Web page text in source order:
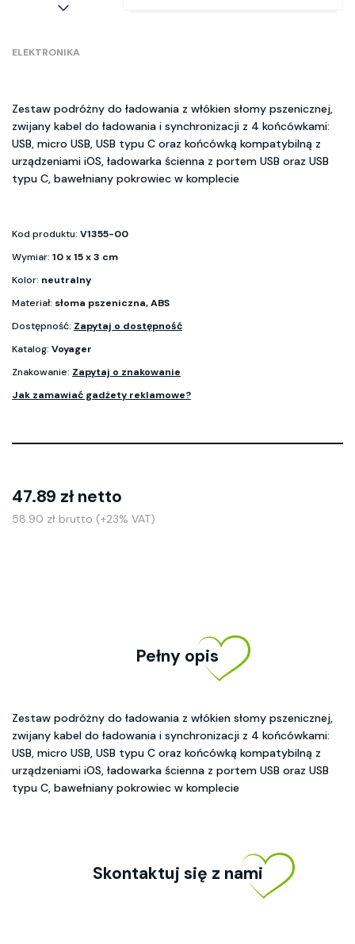
ELEKTRONIKA
Zestaw podróżny do ładowania z włókien słomy pszenicznej,
zwijany kabel do ładowania i synchronizacji z 4 końcówkami:
USB, micro USB, USB typu C oraz końcówką kompatybilną z
urządzeniami iOS, ładowarka ścienna z portem USB oraz USB
typu C, bawełniany pokrowiec w komplecie
Kod produktu: V1355-00
Wymiar: 10 x 15 x 3 cm
Kolor: neutralny
Materiał: słoma pszeniczna, ABS
Dostępność: Zapytaj o dostępność
Katalog: Voyager
Znakowanie: Zapytaj o znakowanie
Jak zamawiać gadżety reklamowe?
47.89 zł netto
58.90 zł brutto (+23% VAT)
Pełny opis
Zestaw podróżny do ładowania z włókien słomy pszenicznej,
zwijany kabel do ładowania i synchronizacji z 4 końcówkami:
USB, micro USB, USB typu C oraz końcówką kompatybilną z
urządzeniami iOS, ładowarka ścienna z portem USB oraz USB
typu C, bawełniany pokrowiec w komplecie
Skontaktuj się z nami